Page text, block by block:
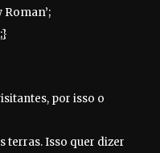
por isso o
terras. Isso quer dizer